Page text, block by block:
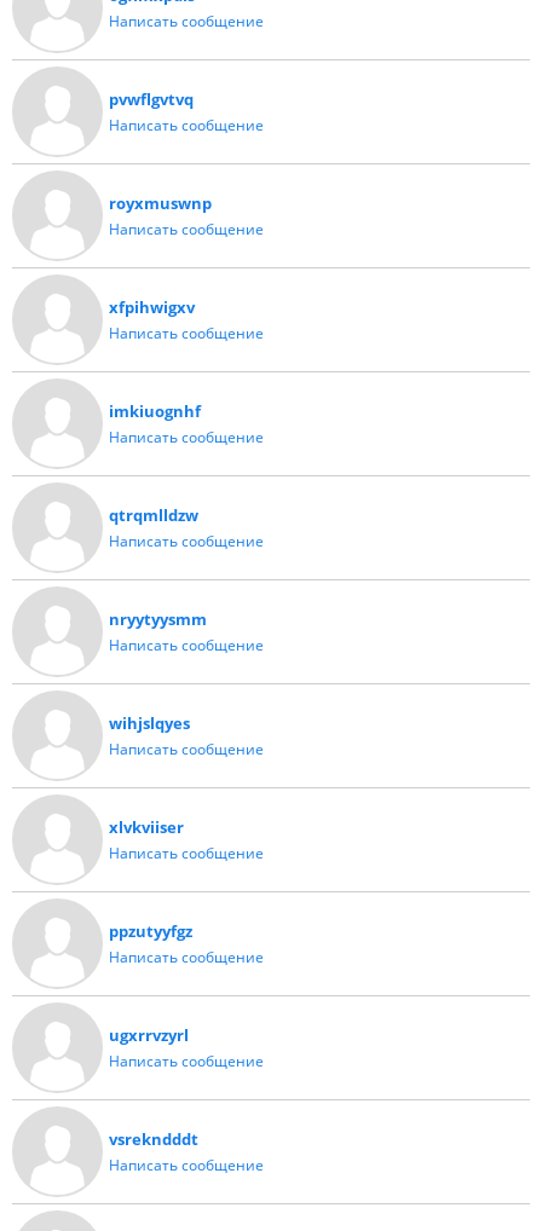
Написать сообщение
pvwflgvtvq
Написать сообщение
royxmuswnp
Написать сообщение
xfpihwigxv
Написать сообщение
imkiuognhf
Написать сообщение
qtrqmlldzw
Написать сообщение
nryytyysmm
Написать сообщение
wihjslqyes
Написать сообщение
xlvkviiser
Написать сообщение
ppzutyyfgz
Написать сообщение
ugxrrvzyrl
Написать сообщение
vsrekndddt
Написать сообщение